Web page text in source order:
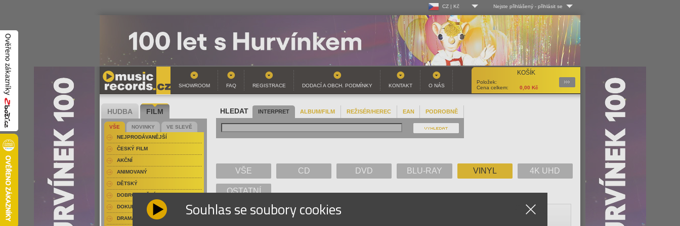
CZ | Kč
CZ | Kč
SK | EUR
Nejste přihlášený - přihlásit se
Log-in
Uživ. jméno:
Heslo:
Registrace
KOŠÍK
Položek:
Cena celkem:
0,00 Kč
Podrobnosti
SHOWROOM
FAQ REGISTRACE DODACÍ A OBCH. PODMÍNKY KONTAKT O NÁS
HLEDAT INTERPRET ALBUM/FILM REŽISÉR/HEREC EAN PODROBNĚ
VŠE CD DVD BLU-RAY VINYL 4K UHD
OSTATNÍ
G
HUDBA FILM
VŠE NOVINKY
VE SLEVĚ
NEJPRODÁVANĚJŠÍ
ČESKÝ FILM
AKČNÍ
ANIMOVANÝ
DĚTSKÝ
DOBRODRUŽNÝ
DOKUMENT-PŘÍRODOPISNÝ
DRAMA Souhlas se soubory cookies Close